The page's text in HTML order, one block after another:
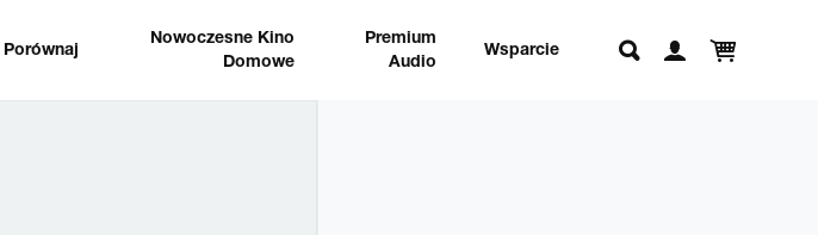
Porównaj
Nowoczesne Kino
Domowe
Premium
Audio
Wsparcie